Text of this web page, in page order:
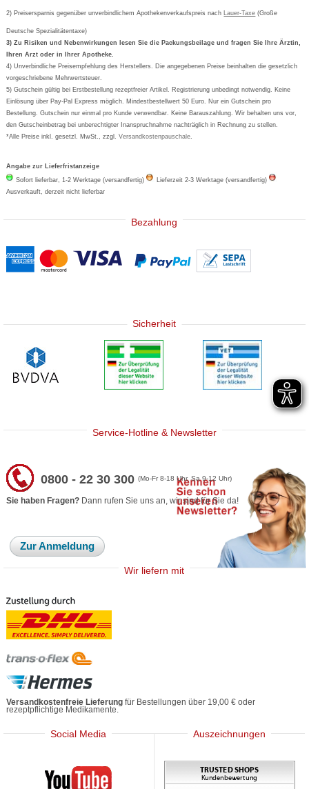
Vertrag widerrufen
Newsletteranmeldung
Formoline
Wick
Eucerin
Basica
2) Preisersparnis gegenüber unverbindlichem Apothekenverkaufspreis nach Lauer-Taxe (Große
Deutsche Spezialitätentaxe)
3) Zu Risiken und Nebenwirkungen lesen Sie die Packungsbeilage und fragen Sie Ihre Ärztin,
Ihren Arzt oder in Ihrer Apotheke.
4) Unverbindliche Preisempfehlung des Herstellers. Die angegebenen Preise beinhalten die gesetzlich
vorgeschriebene Mehrwertsteuer.
5) Gutschein gültig bei Erstbestellung rezeptfreier Artikel. Registrierung unbedingt notwendig. Keine
Einlösung über Pay-Pal Express möglich. Mindestbestellwert 50 Euro. Nur ein Gutschein pro
Bestellung. Gutschein nur einmal pro Kunde verwendbar. Keine Barauszahlung. Wir behalten uns vor,
den Gutscheinbetrag bei unberechtigter Inanspruchnahme nachträglich in Rechnung zu stellen.
*Alle Preise inkl. gesetzl. MwSt., zzgl.Versandkostenpauschale
Angabe zur Lieferfristanzeige
Sofort lieferbar, 1-2 Werktage (versandfertig)
Lieferzeit 2-3 Werktage (versandfertig)
Ausverkauft, derzeit nicht lieferbar
Bezahlung
Sicherheit
Service-Hotline & Newsletter
0800 - 22 30 300(Mo-Fr 8-18 Uhr, Sa 9-12 Uhr)
Sie haben Fragen? Dann rufen Sie uns an, wir sind für Sie da!
Zur Anmeldung
Wir liefern mit
Versandkostenfreie Lieferung für Bestellungen über 19,00 € oder
rezeptpflichtige Medikamente.
Social Media
Mediherz
Auszeichnungen